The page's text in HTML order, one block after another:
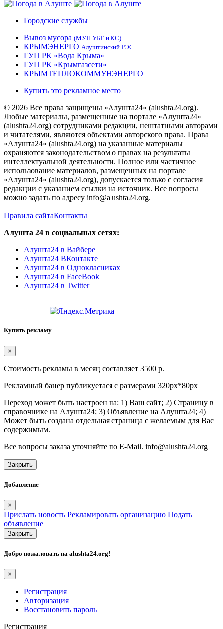
Городские службы
Вывоз мусора (МУП УБГ и КС)
КРЫМЭНЕРГО Алуштинский РЭС
ГУП РК «Вода Крыма»
ГУП РК «Крымгазсети»
КРЫМТЕПЛОКОММУНЭНЕРГО
Купить это рекламное место
© 2026 Все права защищены «Алушта24» (alushta24.org).
Любые материалы, размещенные на портале «Алушта24»
(alushta24.org) сотрудниками редакции, нештатными авторами
и читателями, являются объектами авторского права. Права
«Алушта24» (alushta24.org) на указанные материалы
охраняются законодательством о правах на результаты
интеллектуальной деятельности. Полное или частичное
использование материалов, размещенных на портале
«Алушта24» (alushta24.org), допускается только с согласия
редакции с указанием ссылки на источник. Все вопросы
можно задать по адресу info@alushta24.org.
Правила сайтаКонтакты
Алушта 24 в социальных сетях:
Алушта24 в Вайбере
Алушта24 ВКонтакте
Алушта24 в Однокласниках
Алушта24 в FaceBook
Алушта24 в Twitter
Купить рекламу
×
Стоимость рекламы в месяц составляет 3500 р.
Рекламный банер публикуетася с размерами 320px*80px
Переход может быть настроен на: 1) Ваш сайт; 2) Страницу в
справочнике на Алушта24; 3) Объявление на Алушта24; 4)
Может быть создана отдельная страница с желаемым для Вас
содержимым.
Все вопросы заказа уточняйте по E-Mail. info@alushta24.org
Закрыть
Добавление
×
Прислать новость Рекламировать организацию Подать
объявление
Закрыть
Добро пожаловать на alushta24.org!
×
Регистрация
Авторизация
Восстановить пароль
Регистрация